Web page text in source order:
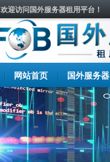
欢迎访问国外服务器租用平台！
网站首页 国外服务器